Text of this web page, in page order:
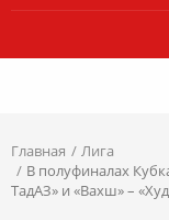
Главная
Лига
В полуфиналах
ТадАЗ» и «Вахш» –